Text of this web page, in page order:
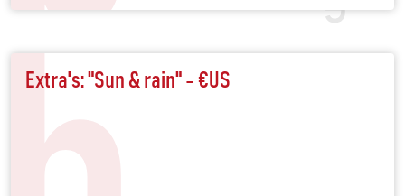
Extra's: "Sun & rain" - €US